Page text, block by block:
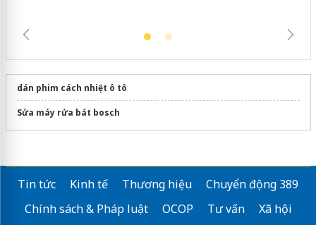
dán phim cách nhiệt ô tô
Sửa máy rửa bát bosch
Tin tức Kinh tế Thương hiệu
Chuyển động 389
Chính sách & Pháp luật
OCOP Tư vấn
Xã hội